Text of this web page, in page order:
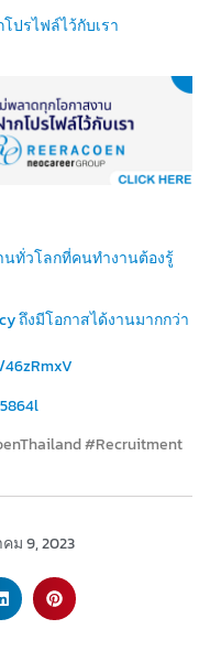
โปรไฟล์ไว้กับเรา
ทั่วโลกที่คนทำงานต้องรู้
ถึงมีโอกาสได้งานมากกว่า
#Recruitment
ม 9, 2023